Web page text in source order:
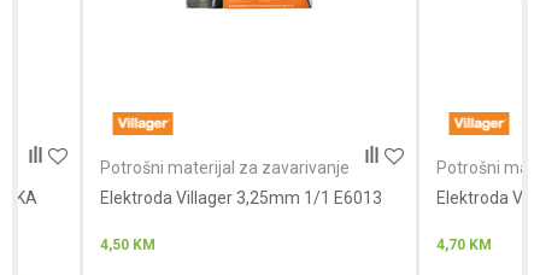
Potrošni materijal za zavarivanje
Elektroda Villager 3,25mm 1/1 E6013
Potrošni materijal za
Elektroda Villager 2.5